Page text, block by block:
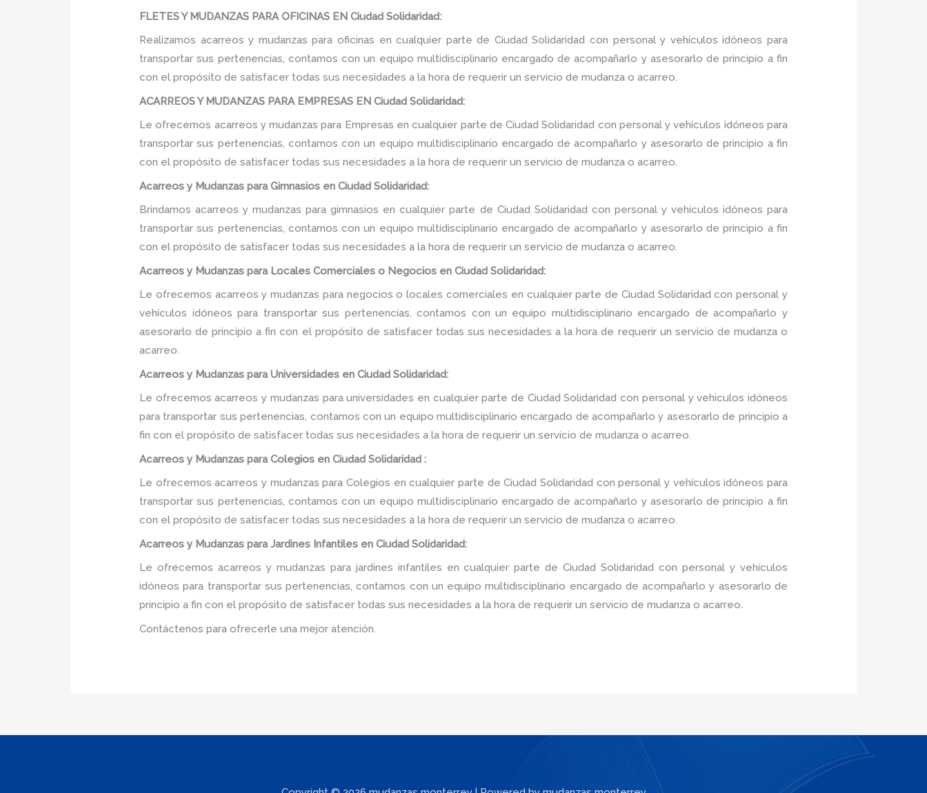
FLETES Y MUDANZAS PARA OFICINAS EN Ciudad Solidaridad:
Realizamos acarreos y mudanzas para oficinas en cualquier parte de Ciudad Solidaridad con personal y vehículos idóneos para
transportar sus pertenencias, contamos con un equipo multidisciplinario encargado de acompañarlo y asesorarlo de principio a fin
con el propósito de satisfacer todas sus necesidades a la hora de requerir un servicio de mudanza o acarreo.
ACARREOS Y MUDANZAS PARA EMPRESAS EN Ciudad Solidaridad:
Le ofrecemos acarreos y mudanzas para Empresas en cualquier parte de Ciudad Solidaridad con personal y vehículos idóneos para
transportar sus pertenencias, contamos con un equipo multidisciplinario encargado de acompañarlo y asesorarlo de principio a fin
con el propósito de satisfacer todas sus necesidades a la hora de requerir un servicio de mudanza o acarreo.
Acarreos y Mudanzas para Gimnasios en Ciudad Solidaridad:
Brindamos acarreos y mudanzas para gimnasios en cualquier parte de Ciudad Solidaridad con personal y vehículos idóneos para
transportar sus pertenencias, contamos con un equipo multidisciplinario encargado de acompañarlo y asesorarlo de principio a fin
con el propósito de satisfacer todas sus necesidades a la hora de requerir un servicio de mudanza o acarreo.
Acarreos y Mudanzas para Locales Comerciales o Negocios en Ciudad Solidaridad:
Le ofrecemos acarreos y mudanzas para negocios o locales comerciales en cualquier parte de Ciudad Solidaridad con personal y
vehículos idóneos para transportar sus pertenencias, contamos con un equipo multidisciplinario encargado de acompañarlo y
asesorarlo de principio a fin con el propósito de satisfacer todas sus necesidades a la hora de requerir un servicio de mudanza o
acarreo.
Acarreos y Mudanzas para Universidades en Ciudad Solidaridad:
Le ofrecemos acarreos y mudanzas para universidades en cualquier parte de Ciudad Solidaridad con personal y vehículos idóneos
para transportar sus pertenencias, contamos con un equipo multidisciplinario encargado de acompañarlo y asesorarlo de principio a
fin con el propósito de satisfacer todas sus necesidades a la hora de requerir un servicio de mudanza o acarreo.
Acarreos y Mudanzas para Colegios en Ciudad Solidaridad :
Le ofrecemos acarreos y mudanzas para Colegios en cualquier parte de Ciudad Solidaridad con personal y vehículos idóneos para
transportar sus pertenencias, contamos con un equipo multidisciplinario encargado de acompañarlo y asesorarlo de principio a fin
con el propósito de satisfacer todas sus necesidades a la hora de requerir un servicio de mudanza o acarreo.
Acarreos y Mudanzas para Jardines Infantiles en Ciudad Solidaridad:
Le ofrecemos acarreos y mudanzas para jardines infantiles en cualquier parte de Ciudad Solidaridad con personal y vehículos
idóneos para transportar sus pertenencias, contamos con un equipo multidisciplinario encargado de acompañarlo y asesorarlo de
principio a fin con el propósito de satisfacer todas sus necesidades a la hora de requerir un servicio de mudanza o acarreo.
Contáctenos para ofrecerle una mejor atención.